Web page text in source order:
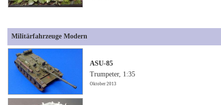
Militärfahrzeuge Modern
ASU-85
Trumpeter, 1:35
Oktober 2013